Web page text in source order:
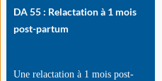
DA 55 : Relactation à 1 mois
post-partum
Une relactation à 1 mois post-